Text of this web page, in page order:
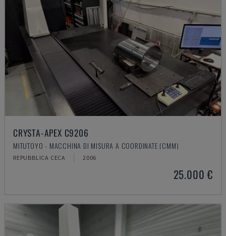
CRYSTA-APEX C9206
MITUTOYO - MACCHINA DI MISURA A COORDINATE (CMM)
REPUBBLICA CECA 2006
25.000 €